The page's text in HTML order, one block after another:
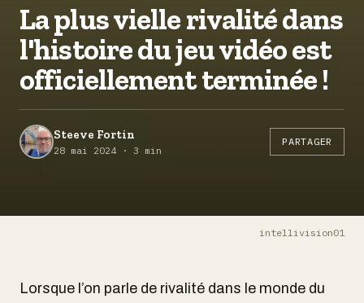
La plus vielle rivalité dans
l'histoire du jeu vidéo est
officiellement terminée !
Steeve Fortin
28 mai 2024 · 3 min
PARTAGER
intellivision01
Lorsque l’on parle de rivalité dans le monde du